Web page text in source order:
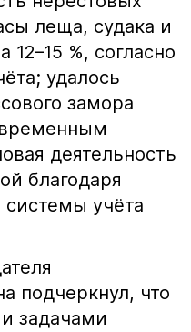
леща, судака и
12–15 %, согласно
удалось
замора
деятельность
благодаря
учёта
подчеркнул, что
задачами